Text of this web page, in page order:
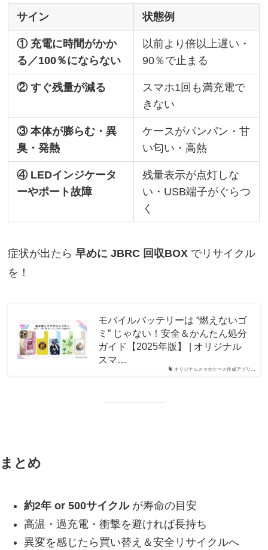
サイン 状態例
① 充電に時間がかか
る／100％にならない
以前より倍以上遅い・
90％で止まる
② すぐ残量が減る
スマホ1回も満充電で
きない
③ 本体が膨らむ・異
臭・発熱
ケースがパンパン・甘
い匂い・高熱
④ LEDインジケータ
ーやポート故障
残量表示が点灯しな
い・USB端子がぐらつ
く
症状が出たら早めに JBRC 回収BOX でリサイクル
を！
オリジナルスマホケース作成アプリ…
モバイルバッテリーは “燃えないゴ
ミ” じゃない！安全＆かんたん処分
ガイド【2025年版】 | オリジナル
スマ…
まとめ
約2年 or 500サイクルが寿命の目安
高温・過充電・衝撃を避ければ長持ち
異変を感じたら買い替え＆安全リサイクルへ